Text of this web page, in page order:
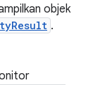
objek
.